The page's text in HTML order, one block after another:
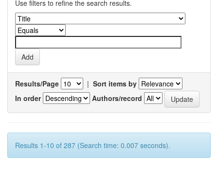
Use filters to refine the search results.
Results/Page | Sort items by
In order
Authors/record
Results 1-10 of 287 (Search time: 0.007 seconds).